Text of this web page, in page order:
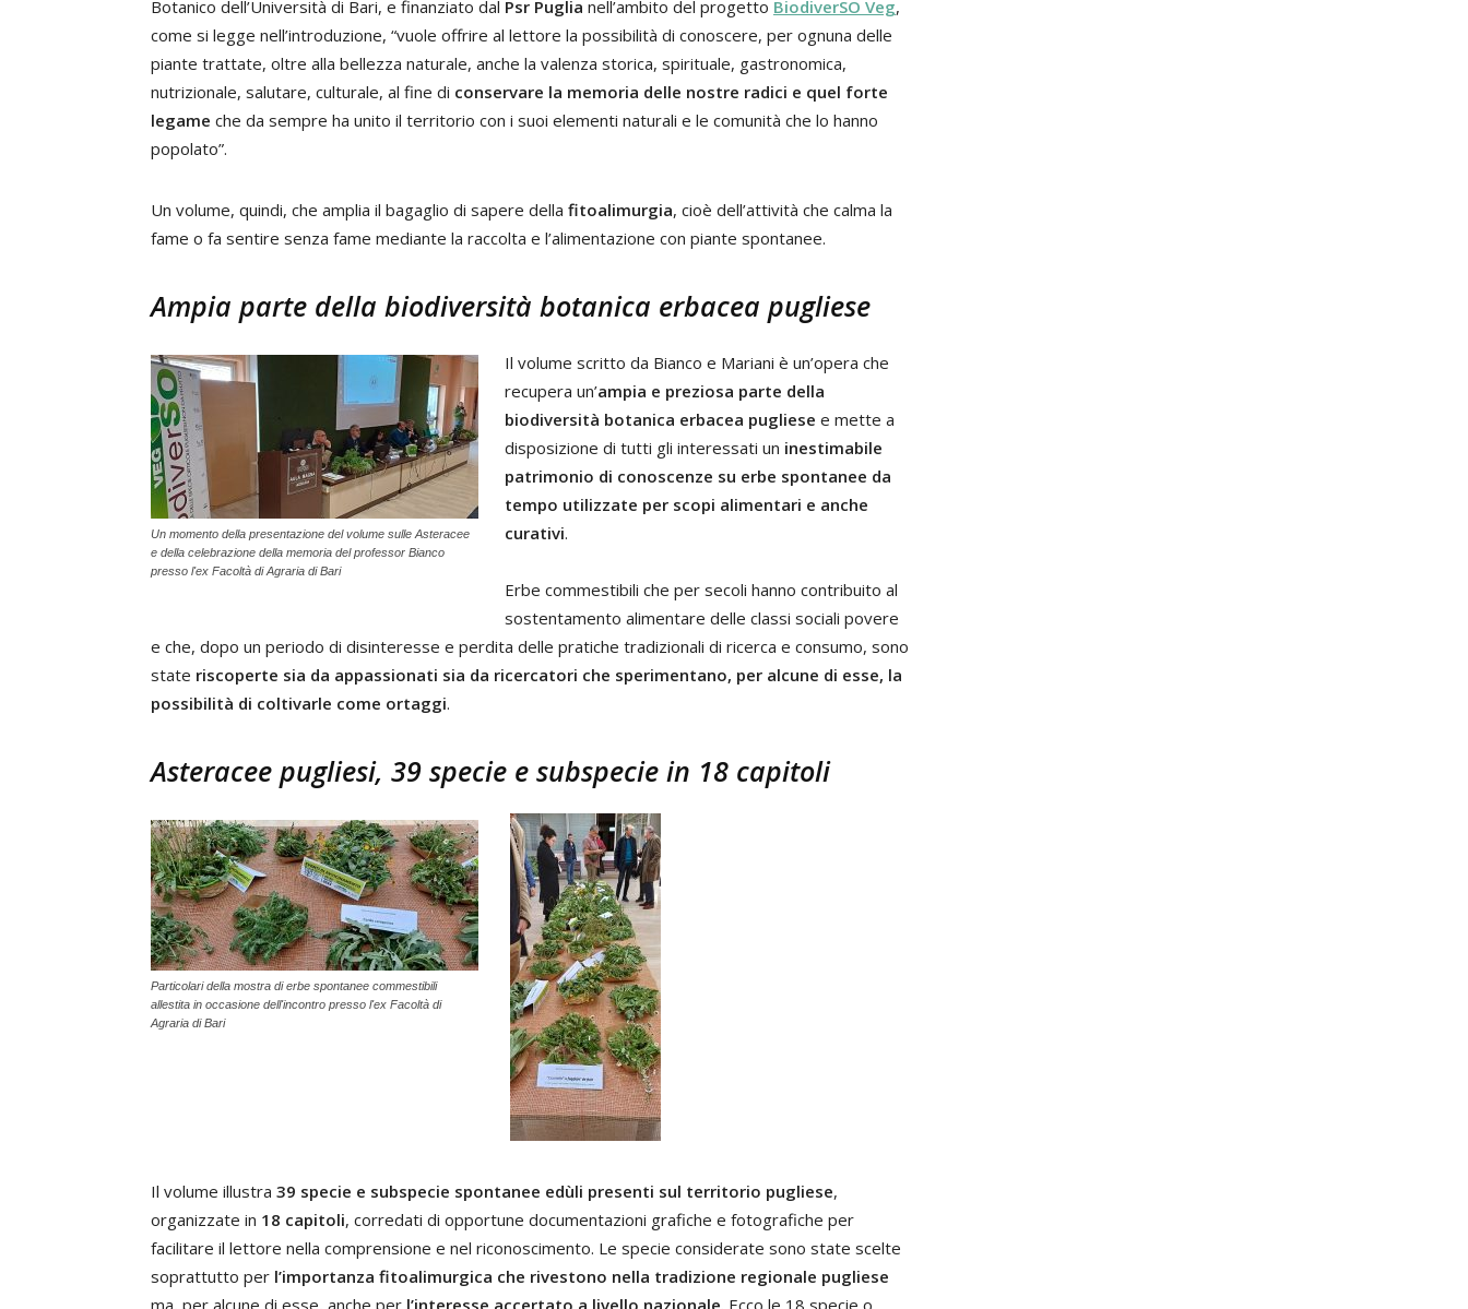
Botanico dell’Università di Bari, e finanziato dal Psr Puglia nell’ambito del progetto BiodiverSO Veg,
come si legge nell’introduzione, “vuole offrire al lettore la possibilità di conoscere, per ognuna delle
piante trattate, oltre alla bellezza naturale, anche la valenza storica, spirituale, gastronomica,
nutrizionale, salutare, culturale, al fine di conservare la memoria delle nostre radici e quel forte
legame che da sempre ha unito il territorio con i suoi elementi naturali e le comunità che lo hanno
popolato”.
Un volume, quindi, che amplia il bagaglio di sapere della fitoalimurgia, cioè dell’attività che calma la
fame o fa sentire senza fame mediante la raccolta e l’alimentazione con piante spontanee.
Ampia parte della biodiversità botanica erbacea pugliese
Un momento della presentazione del volume sulle Asteracee
e della celebrazione della memoria del professor Bianco
presso l'ex Facoltà di Agraria di Bari
Il volume scritto da Bianco e Mariani è un’opera che
recupera un’ampia e preziosa parte della
biodiversità botanica erbacea pugliese e mette a
disposizione di tutti gli interessati un inestimabile
patrimonio di conoscenze su erbe spontanee da
tempo utilizzate per scopi alimentari e anche
curativi.
Erbe commestibili che per secoli hanno contribuito al
sostentamento alimentare delle classi sociali povere
e che, dopo un periodo di disinteresse e perdita delle pratiche tradizionali di ricerca e consumo, sono
state riscoperte sia da appassionati sia da ricercatori che sperimentano, per alcune di esse, la
possibilità di coltivarle come ortaggi.
Asteracee pugliesi, 39 specie e subspecie in 18 capitoli
Particolari della mostra di erbe spontanee commestibili
allestita in occasione dell'incontro presso l'ex Facoltà di
Agraria di Bari
Il volume illustra 39 specie e subspecie spontanee edùli presenti sul territorio pugliese,
organizzate in 18 capitoli, corredati di opportune documentazioni grafiche e fotografiche per
facilitare il lettore nella comprensione e nel riconoscimento. Le specie considerate sono state scelte
soprattutto per l’importanza fitoalimurgica che rivestono nella tradizione regionale pugliese
ma, per alcune di esse, anche per l’interesse accertato a livello nazionale. Ecco le 18 specie o